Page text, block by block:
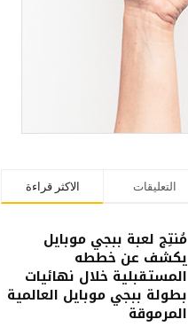
الاكثر قراءة التعليقات
مُنتِج لعبة ببجي موبايل
يكشف عن خططه
المستقبلية خلال نهائيات
بطولة ببجي موبايل العالمية
المرموقة